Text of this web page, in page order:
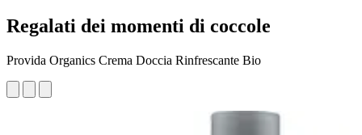
Regalati dei momenti di coccole
Provida Organics Crema Doccia Rinfrescante Bio